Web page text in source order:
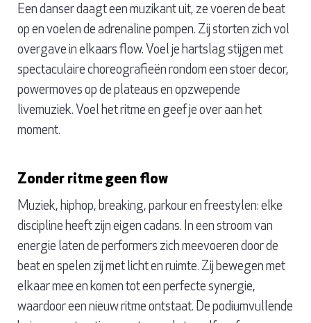
Een danser daagt een muzikant uit, ze voeren de beat
op en voelen de adrenaline pompen. Zij storten zich vol
overgave in elkaars flow. Voel je hartslag stijgen met
spectaculaire choreografieën rondom een stoer decor,
powermoves op de plateaus en opzwepende
livemuziek. Voel het ritme en geef je over aan het
moment.
Zonder ritme geen flow
Muziek, hiphop, breaking, parkour en freestylen: elke
discipline heeft zijn eigen cadans. In een stroom van
energie laten de performers zich meevoeren door de
beat en spelen zij met licht en ruimte. Zij bewegen met
elkaar mee en komen tot een perfecte synergie,
waardoor een nieuw ritme ontstaat. De podiumvullende